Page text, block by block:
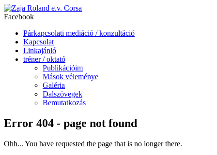
Corsa
Facebook
Párkapcsolati mediáció / konzultáció
Kapcsolat
Linkajánló
tréner / oktató
Publikációim
Mások véleménye
Galéria
Dalszövegek
Bemutatkozás
Error 404 - page not found
Ohh... You have requested the page that is no longer there.